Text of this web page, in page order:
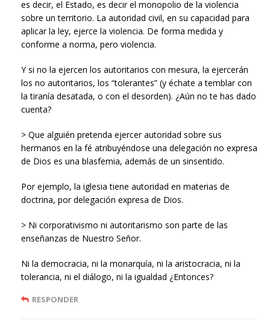
es decir, el Estado, es decir el monopolio de la violencia
sobre un territorio. La autoridad civil, en su capacidad para
aplicar la ley, ejerce la violencia. De forma medida y
conforme a norma, pero violencia.
Y si no la ejercen los autoritarios con mesura, la ejercerán
los no autoritarios, los “tolerantes” (y échate a temblar con
la tiranía desatada, o con el desorden). ¿Aún no te has dado
cuenta?
> Que alguién pretenda ejercer autoridad sobre sus
hermanos en la fé atribuyéndose una delegación no expresa
de Dios es una blasfemia, además de un sinsentido.
Por ejemplo, la iglesia tiene autoridad en materias de
doctrina, por delegación expresa de Dios.
> Ni corporativismo ni autoritarismo son parte de las
enseñanzas de Nuestro Señor.
Ni la democracia, ni la monarquía, ni la aristocracia, ni la
tolerancia, ni el diálogo, ni la igualdad ¿Entonces?
RESPONDER